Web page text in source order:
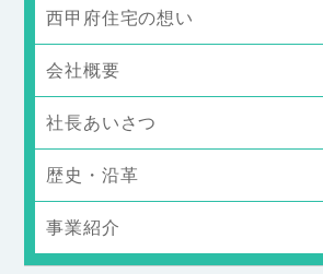
西甲府住宅の想い
会社概要
社長あいさつ
歴史・沿革
事業紹介